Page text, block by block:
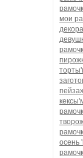
мои
осень